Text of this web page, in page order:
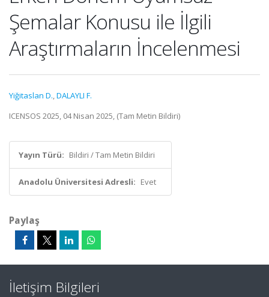
Şemalar Konusu ile İlgili
Araştırmaların İncelenmesi
Yiğitaslan D.,DALAYLI F.
ICENSOS 2025, 04 Nisan 2025, (Tam Metin Bildiri)
Yayın Türü: Bildiri / Tam Metin Bildiri
Anadolu Üniversitesi Adresli: Evet
Paylaş
İletişim Bilgileri